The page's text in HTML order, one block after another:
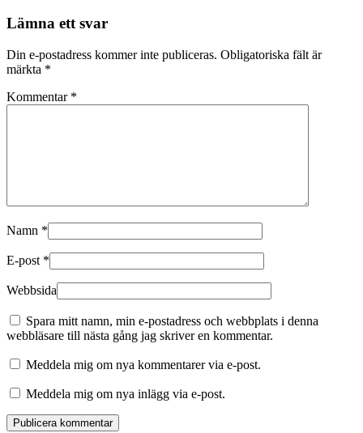
Lämna ett svar
Din e-postadress kommer inte publiceras. Obligatoriska fält är
märkta *
Kommentar *
Namn *
E-post *
Webbsida
Spara mitt namn, min e-postadress och webbplats i denna
webbläsare till nästa gång jag skriver en kommentar.
Meddela mig om nya kommentarer via e-post.
Meddela mig om nya inlägg via e-post.